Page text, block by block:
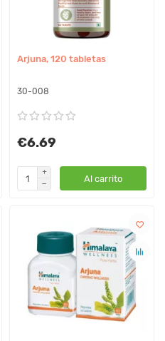
Arjuna, 120 tabletas
30-008
€6.69
Al carrito